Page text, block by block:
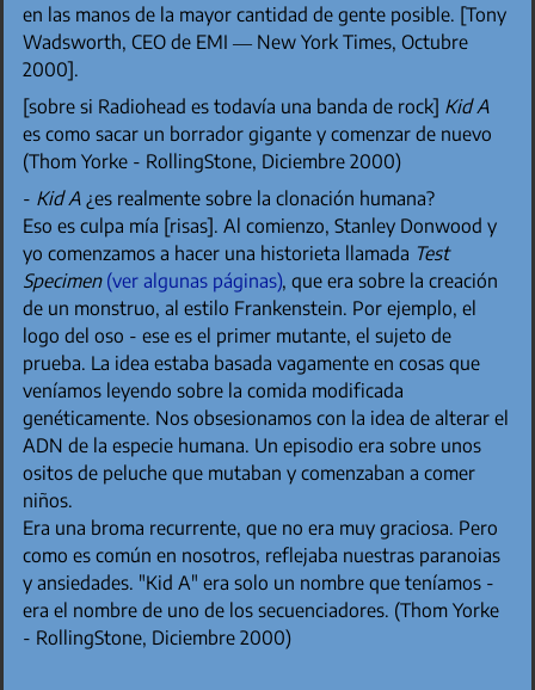
en las manos de la mayor cantidad de gente posible. [Tony
Wadsworth, CEO de EMI — New York Times, Octubre
2000].
[sobre si Radiohead es todavía una banda de rock] Kid A
es como sacar un borrador gigante y comenzar de nuevo
(Thom Yorke - RollingStone, Diciembre 2000)
- Kid A ¿es realmente sobre la clonación humana?
Eso es culpa mía [risas]. Al comienzo, Stanley Donwood y
yo comenzamos a hacer una historieta llamada Test
Specimen (ver algunas páginas) , que era sobre la creación
de un monstruo, al estilo Frankenstein. Por ejemplo, el
logo del oso - ese es el primer mutante, el sujeto de
prueba. La idea estaba basada vagamente en cosas que
veníamos leyendo sobre la comida modificada
genéticamente. Nos obsesionamos con la idea de alterar el
ADN de la especie humana. Un episodio era sobre unos
ositos de peluche que mutaban y comenzaban a comer
niños.
Era una broma recurrente, que no era muy graciosa. Pero
como es común en nosotros, reflejaba nuestras paranoias
y ansiedades. "Kid A" era solo un nombre que teníamos -
era el nombre de uno de los secuenciadores. (Thom Yorke
- RollingStone, Diciembre 2000)